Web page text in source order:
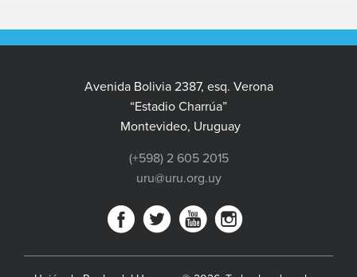
Avenida Bolivia 2387, esq. Verona
“Estadio Charrúa”
Montevideo, Uruguay
(+598) 2 605 2015
uru@uru.org.uy